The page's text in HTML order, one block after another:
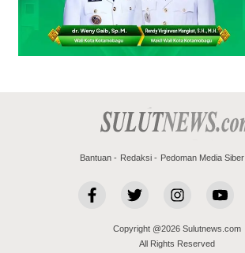
Bantuan Redaksi Pedoman Media Siber
Copyright @2026 Sulutnews.com
All Rights Reserved